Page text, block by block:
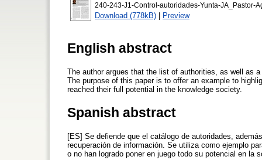
240-243-J1-Control-autoridades-Yunta-JA_Pastor-
Download (778kB) | Preview
English abstract
The author argues that the list of authorities, as well as
The purpose of this paper is to offer an example to
reached their full potential in the knowledge society.
Spanish abstract
[ES] Se defiende que el catálogo de autoridades,
recuperación de información. Se utiliza como ejemplo
o no han logrado poner en juego todo su potencial en la